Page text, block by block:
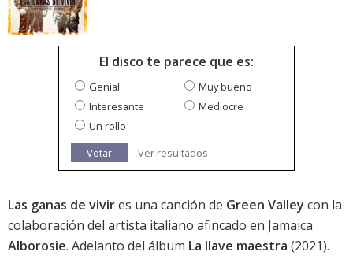
El disco te parece que es:
Genial
Muy bueno
Interesante
Mediocre
Un rollo
Votar
Ver resultados
Las ganas de vivires una canción de Green Valley con la
colaboración del artista italiano afincado en Jamaica
Alborosie. Adelanto del álbum La llave maestra (2021).